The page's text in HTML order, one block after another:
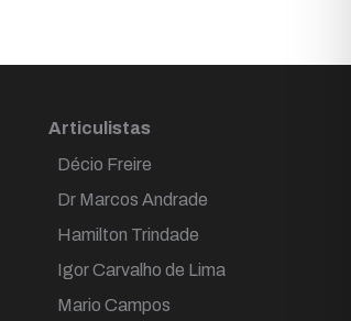
Articulistas
Décio Freire
Dr Marcos Andrade
Hamilton Trindade
Igor Carvalho de Lima
Mario Campos